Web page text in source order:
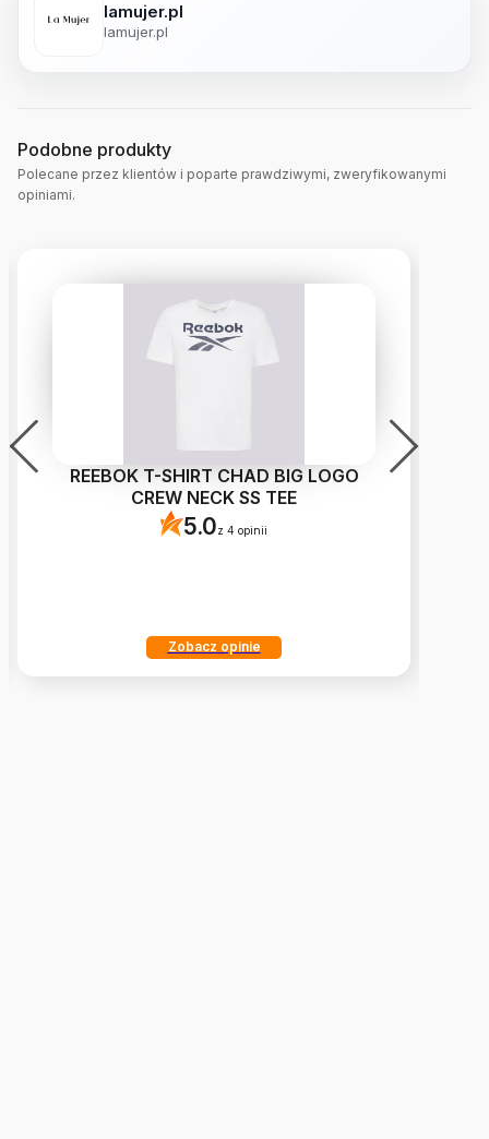
lamujer.pl
lamujer.pl
Podobne produkty
Polecane przez klientów i poparte prawdziwymi, zweryfikowanymi
opiniami.
REEBOK T-SHIRT CHAD BIG LOGO
CREW NECK SS TEE
5.0z 4 opinii
Zobacz opinie